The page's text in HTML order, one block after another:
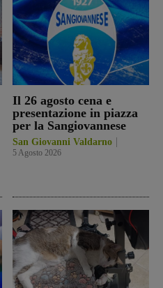
Il 26 agosto cena e
presentazione in piazza
per la Sangiovannese
San Giovanni Valdarno
5 Agosto 2026